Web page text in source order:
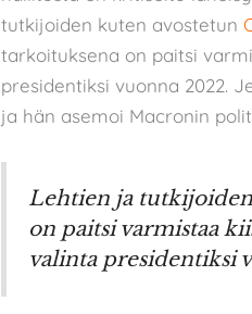
tutkijoiden kuten avostetun
tarkoituksena on paitsi
presidentiksi vuonna 2022.
ja hän asemoi Macronin
Lehtien ja
on paitsi varmistaa
valinta presidentiksi